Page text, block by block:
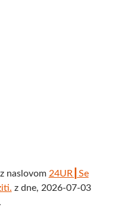
naslovom 24UR┃Se
z dne, 2026-07-03